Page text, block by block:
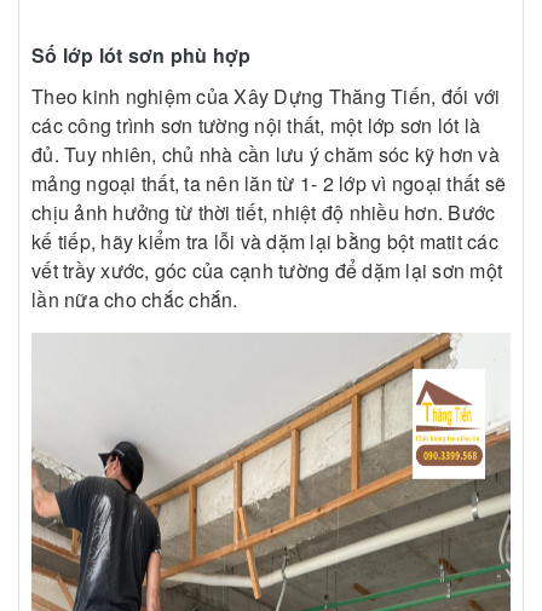
Số lớp lót sơn phù hợp
Theo kinh nghiệm của Xây Dựng Thăng Tiến, đối với
các công trình sơn tường nội thất, một lớp sơn lót là
đủ. Tuy nhiên, chủ nhà cần lưu ý chăm sóc kỹ hơn và
mảng ngoại thất, ta nên lăn từ 1- 2 lớp vì ngoại thất sẽ
chịu ảnh hưởng từ thời tiết, nhiệt độ nhiều hơn. Bước
kế tiếp, hãy kiểm tra lỗi và dặm lại bằng bột matit các
vết trầy xước, góc của cạnh tường để dặm lại sơn một
lần nữa cho chắc chắn.